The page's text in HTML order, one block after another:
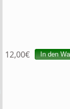
12,00€